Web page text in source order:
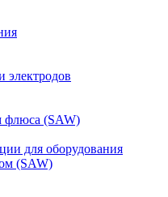
электродов
флюса (SAW)
для оборудования
(SAW)